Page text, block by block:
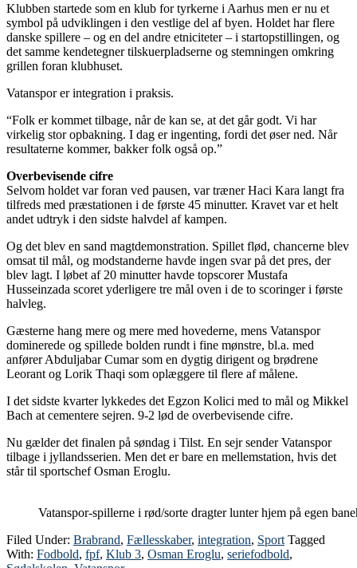
Klubben startede som en klub for tyrkerne i Aarhus men er nu et
symbol på udviklingen i den vestlige del af byen. Holdet har flere
danske spillere – og en del andre etniciteter – i startopstillingen, og
det samme kendetegner tilskuerpladserne og stemningen omkring
grillen foran klubhuset.
Vatanspor er integration i praksis.
“Folk er kommet tilbage, når de kan se, at det går godt. Vi har
virkelig stor opbakning. I dag er ingenting, fordi det øser ned. Når
resultaterne kommer, bakker folk også op.”
Overbevisende cifre
Selvom holdet var foran ved pausen, var træner Haci Kara langt fra
tilfreds med præstationen i de første 45 minutter. Kravet var et helt
andet udtryk i den sidste halvdel af kampen.
Og det blev en sand magtdemonstration. Spillet flød, chancerne blev
omsat til mål, og modstanderne havde ingen svar på det pres, der
blev lagt. I løbet af 20 minutter havde topscorer Mustafa
Husseinzada scoret yderligere tre mål oven i de to scoringer i første
halvleg.
Gæsterne hang mere og mere med hovederne, mens Vatanspor
dominerede og spillede bolden rundt i fine mønstre, bl.a. med
anfører Abduljabar Cumar som en dygtig dirigent og brødrene
Leorant og Lorik Thaqi som oplæggere til flere af målene.
I det sidste kvarter lykkedes det Egzon Kolici med to mål og Mikkel
Bach at cementere sejren. 9-2 lød de overbevisende cifre.
Nu gælder det finalen på søndag i Tilst. En sejr sender Vatanspor
tilbage i jyllandsserien. Men det er bare en mellemstation, hvis det
står til sportschef Osman Eroglu.
Vatanspor-spillerne i rød/sorte dragter lunter hjem på egen
Filed Under: Brabrand, Fællesskaber, integration, Sport Tagged
With: Fodbold, fpf, Klub 3, Osman Eroglu, seriefodbold,